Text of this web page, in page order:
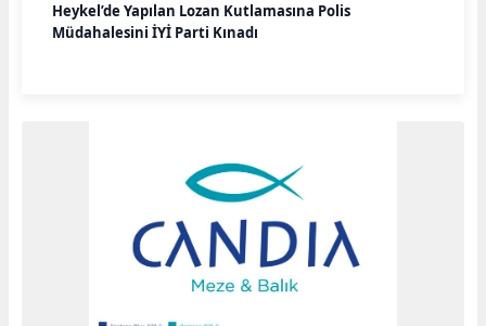
Heykel’de Yapılan Lozan Kutlamasına Polis
Müdahalesini İYİ Parti Kınadı